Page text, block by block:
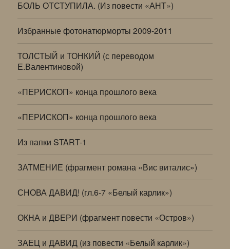
БОЛЬ ОТСТУПИЛА. (Из повести «АНТ»)
Избранные фотонатюрморты 2009-2011
ТОЛСТЫЙ и ТОНКИЙ (с переводом
Е.Валентиновой)
«ПЕРИСКОП» конца прошлого века
«ПЕРИСКОП» конца прошлого века
Из папки START-1
ЗАТМЕНИЕ (фрагмент романа «Вис виталис»)
СНОВА ДАВИД! (гл.6-7 «Белый карлик»)
ОКНА и ДВЕРИ (фрагмент повести «Остров»)
ЗАЕЦ и ДАВИД (из повести «Белый карлик»)